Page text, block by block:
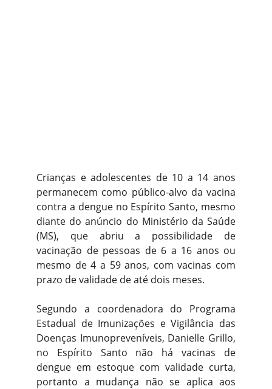
Crianças e adolescentes de 10 a 14 anos
permanecem como público-alvo da vacina
contra a dengue no Espírito Santo, mesmo
diante do anúncio do Ministério da Saúde
(MS), que abriu a possibilidade de
vacinação de pessoas de 6 a 16 anos ou
mesmo de 4 a 59 anos, com vacinas com
prazo de validade de até dois meses.
Segundo a coordenadora do Programa
Estadual de Imunizações e Vigilância das
Doenças Imunopreveníveis, Danielle Grillo,
no Espírito Santo não há vacinas de
dengue em estoque com validade curta,
portanto a mudança não se aplica aos